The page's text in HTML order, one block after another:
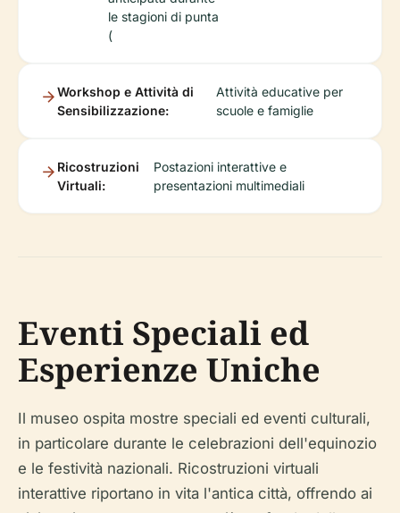
le stagioni di punta
(
Workshop e Attività di
Sensibilizzazione:
Attività educative per
scuole e famiglie
Ricostruzioni
Virtuali:
Postazioni interattive e
presentazioni multimediali
Eventi Speciali ed
Esperienze Uniche
Il museo ospita mostre speciali ed eventi culturali,
in particolare durante le celebrazioni dell'equinozio
e le festività nazionali. Ricostruzioni virtuali
interattive riportano in vita l'antica città, offrendo ai